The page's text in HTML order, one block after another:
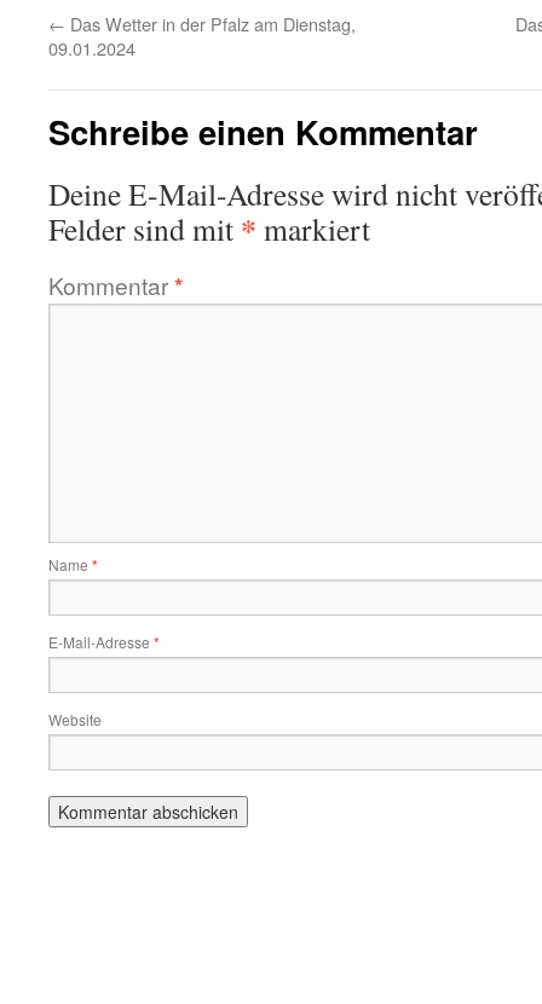
← Das Wetter in der Pfalz am Dienstag,
09.01.2024
Schreibe einen Kommentar
Deine E-Mail-Adresse wird nicht
Felder sind mit * markiert
Kommentar*
Name *
E-Mail-Adresse *
Website